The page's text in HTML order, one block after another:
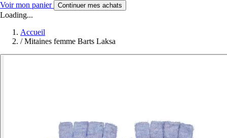
Voir mon panier Continuer mes achats
Loading...
Accueil
/ Mitaines femme Barts Laksa